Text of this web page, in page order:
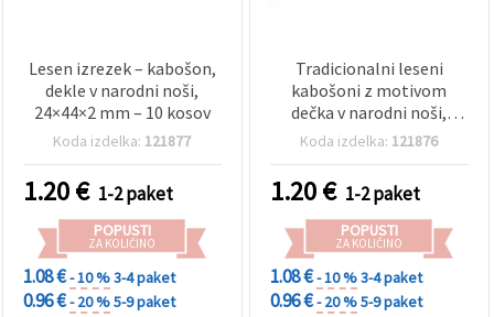
Lesen izrezek – kabošon,
dekle v narodni noši,
24×44×2 mm – 10 kosov
Koda izdelka: 121877
1.20€ 1-2 paket
POPUSTI
ZA KOLIČINO
1.08 €- 10 %3-4 paket
0.96 €- 20 %5-9 paket
Tradicionalni leseni
kabošoni z motivom
dečka v narodni noši,
43x32x2 mm – idealni za
scrapbooking in kulturne
dekoracije, komplet 10
kosov
Koda izdelka: 121876
1.20€ 1-2 paket
POPUSTI
ZA KOLIČINO
1.08 €- 10 %3-4 paket
0.96 €- 20 %5-9 paket